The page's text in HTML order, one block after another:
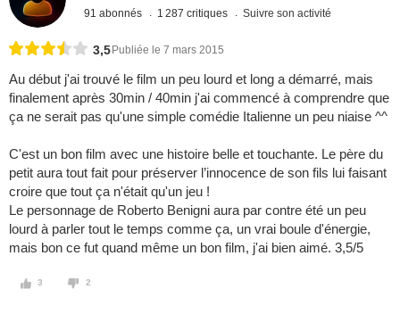
91 abonnés 1 287 critiques Suivre son activité
3,5 Publiée le 7 mars 2015
Au début j'ai trouvé le film un peu lourd et long a démarré, mais
finalement après 30min / 40min j'ai commencé à comprendre que
ça ne serait pas qu'une simple comédie Italienne un peu niaise ^^
C'est un bon film avec une histoire belle et touchante. Le père du
petit aura tout fait pour préserver l’innocence de son fils lui faisant
croire que tout ça n'était qu'un jeu !
Le personnage de Roberto Benigni aura par contre été un peu
lourd à parler tout le temps comme ça, un vrai boule d'énergie,
mais bon ce fut quand même un bon film, j'ai bien aimé. 3,5/5
3 2